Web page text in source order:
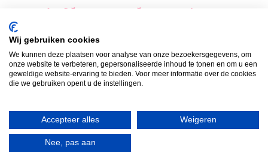
Actief leren rekenen!
In groep 3a stond rekenen deze week letterlijk in
beweging!
Wij gebruiken cookies
We kunnen deze plaatsen voor analyse van onze bezoekersgegevens, om
onze website te verbeteren, gepersonaliseerde inhoud te tonen en om u een
geweldige website-ervaring te bieden. Voor meer informatie over de cookies
die we gebruiken opent u de instellingen.
Accepteer alles Weigeren
Nee, pas aan